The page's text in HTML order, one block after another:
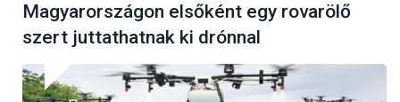
Magyarországon elsőként egy rovarölő
szert juttathatnak ki drónnal